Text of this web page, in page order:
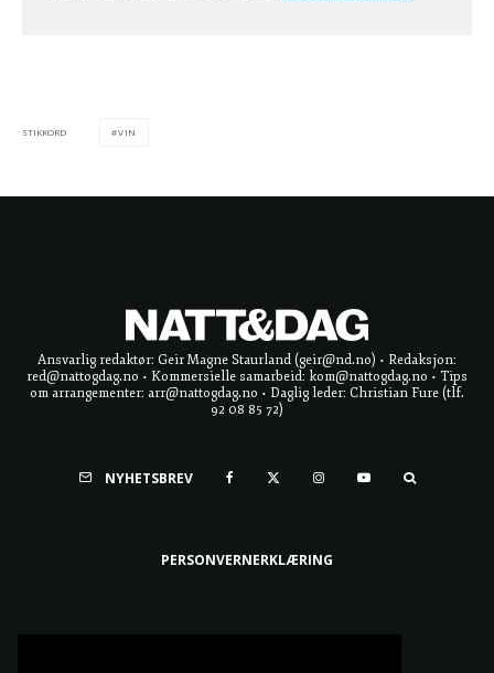
STIKKORD VIN
Ansvarlig redaktør: Geir Magne Staurland (geir@nd.no) • Redaksjon:
red@nattogdag.no • Kommersielle samarbeid: kom@nattogdag.no • Tips
om arrangementer: arr@nattogdag.no • Daglig leder: Christian Fure (tlf.
92 08 85 72)
NYHETSBREV
PERSONVERNERKLÆRING